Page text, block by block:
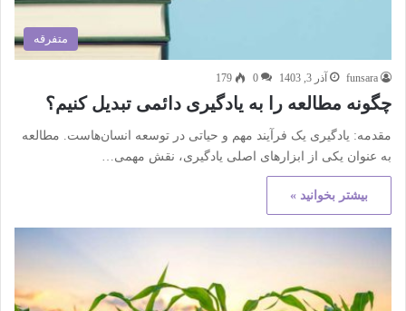
متفرقه
funsara آذر 3, 1403 0
179
چگونه مطالعه را به یادگیری دائمی تبدیل کنیم؟
مقدمه: یادگیری یک فرآیند مهم و حیاتی در توسعه انسان‌هاست. مطالعه
به عنوان یکی از ابزارهای اصلی یادگیری، نقش مهمی…
بیشتر بخوانید »